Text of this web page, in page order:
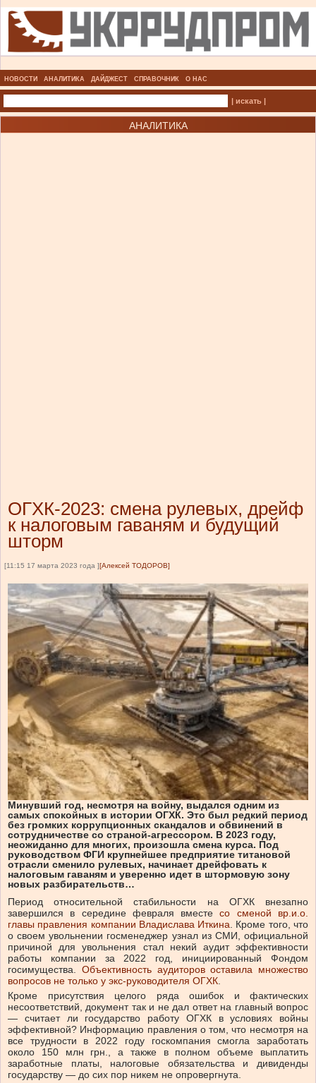
НОВОСТИ АНАЛИТИКА ДАЙДЖЕСТ СПРАВОЧНИК О НАС
| искать |
АНАЛИТИКА
ОГХК-2023: смена рулевых, дрейф
к налоговым гаваням и будущий
шторм
[11:15 17 марта 2023 года ] [Алексей ТОДОРОВ]
Минувший год, несмотря на войну, выдался одним из
самых спокойных в истории ОГХК. Это был редкий период
без громких коррупционных скандалов и обвинений в
сотрудничестве со страной-агрессором. В 2023 году,
неожиданно для многих, произошла смена курса. Под
руководством ФГИ крупнейшее предприятие титановой
отрасли сменило рулевых, начинает дрейфовать к
налоговым гаваням и уверенно идет в штормовую зону
новых разбирательств…
Период относительной стабильности на ОГХК внезапно
завершился в середине февраля вместесо сменой вр.и.о.
главы правления компании Владислава Иткина. Кроме того, что
о своем увольнении госменеджер узнал из СМИ, официальной
причиной для увольнения стал некий аудит эффективности
работы компании за 2022 год, инициированный Фондом
госимущества. Объективность аудиторов оставила множество
вопросов не только у экс-руководителя ОГХК.
Кроме присутствия целого ряда ошибок и фактических
несоответствий, документ так и не дал ответ на главный вопрос
— считает ли государство работу ОГХК в условиях войны
эффективной? Информацию правления о том, что несмотря на
все трудности в 2022 году госкомпания смогла заработать
около 150 млн грн., а также в полном объеме выплатить
заработные платы, налоговые обязательства и дивиденды
государству — до сих пор никем не опровергнута.